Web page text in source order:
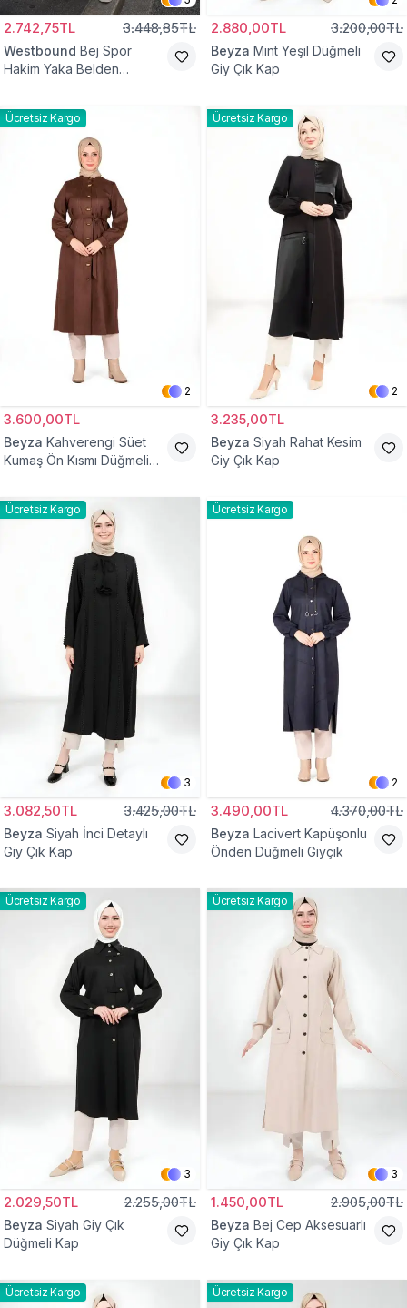
2.742,75TL 3.448,85TL
Westbound Bej Spor
Hakim Yaka Belden
2.880,00TL 3.200,00TL
Beyza Mint Yeşil Düğmeli
Giy Çık Kap
Ücretsiz Kargo
2
3.600,00TL
Beyza Kahverengi Süet
Kumaş Ön Kısmı Düğmeli
Ücretsiz Kargo
2
3.235,00TL
Beyza Siyah Rahat Kesim
Giy Çık Kap
Ücretsiz Kargo
3
3.082,50TL 3.425,00TL
Beyza Siyah İnci Detaylı
Giy Çık Kap
Ücretsiz Kargo
2
3.490,00TL 4.370,00TL
Beyza Lacivert Kapüşonlu
Önden Düğmeli Giyçık
Ücretsiz Kargo
3
2.029,50TL 2.255,00TL
Beyza Siyah Giy Çık
Düğmeli Kap
Ücretsiz Kargo
3
1.450,00TL 2.905,00TL
Beyza Bej Cep Aksesuarlı
Giy Çık Kap
Ücretsiz Kargo Ücretsiz Kargo